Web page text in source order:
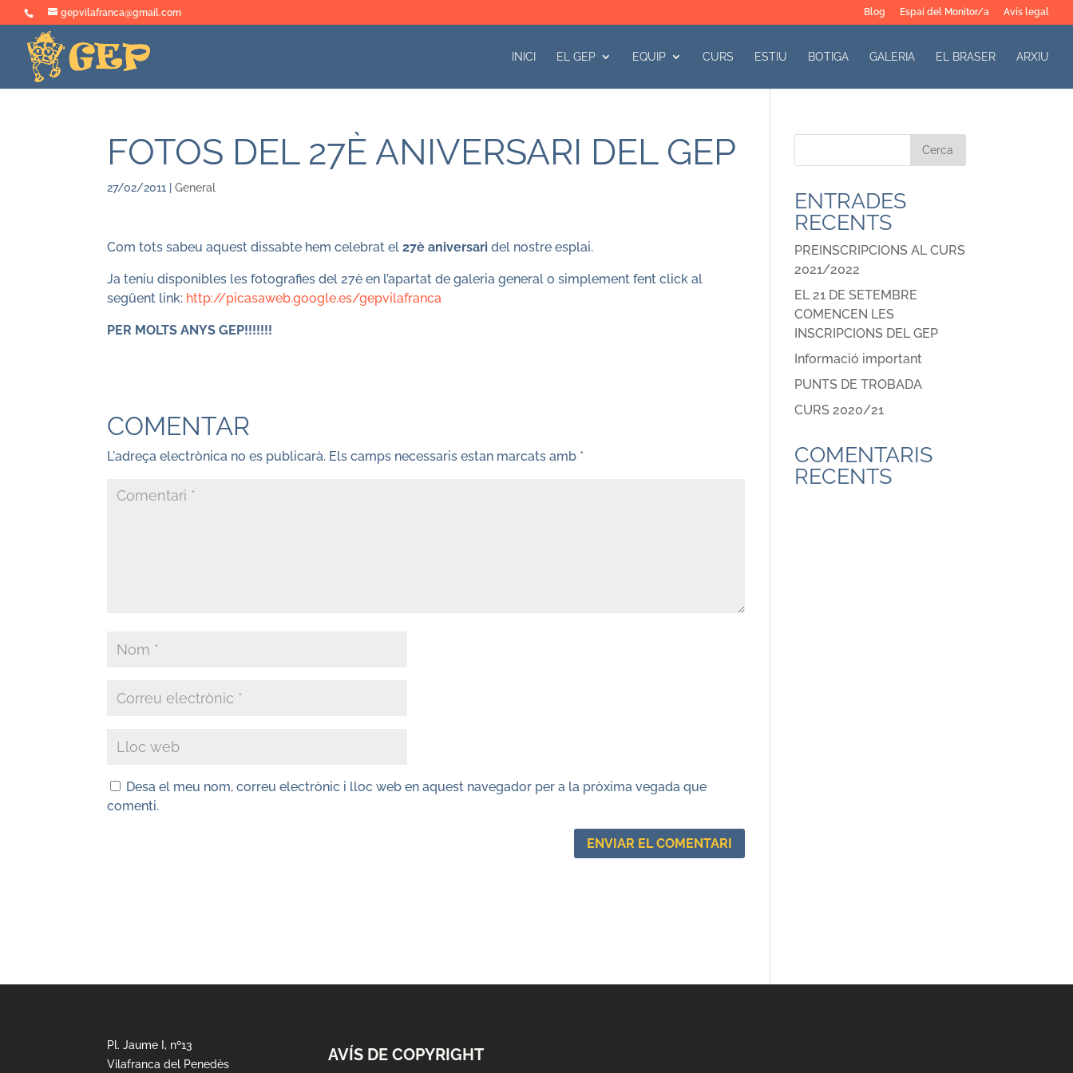
gepvilafranca@gmail.com Blog Espai del Monitor/a Avís legal
INICI EL GEP EQUIP CURS ESTIU BOTIGA GALERIA EL BRASER ARXIU
FOTOS DEL 27È ANIVERSARI DEL GEP
27/02/2011 |General
Com tots sabeu aquest dissabte hem celebrat el27è aniversaridel nostre esplai.
Ja teniu disponibles les fotografies del 27è en l’apartat de galeria general o simplement fent click al
següent link: http://picasaweb.google.es/gepvilafranca
PER MOLTS ANYS GEP!!!!!!!
COMENTAR
L'adreça electrònica no es publicarà. Els camps necessaris estan marcats amb *
Desa el meu nom, correu electrònic i lloc web en aquest navegador per a la pròxima vegada que
comenti.
ENTRADES
RECENTS
PREINSCRIPCIONS AL CURS
2021/2022
EL 21 DE SETEMBRE
COMENCEN LES
INSCRIPCIONS DEL GEP
Informació important
PUNTS DE TROBADA
CURS 2020/21
COMENTARIS
RECENTS
Pl. Jaume I, nº13
Vilafranca del Penedès
AVÍS DE COPYRIGHT